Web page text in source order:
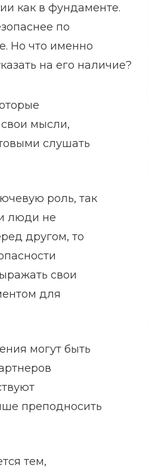
как в фундаменте.
по
Но что именно
на его наличие?
мысли,
слушать
роль, так
люди не
другом, то
свои
для
могут быть
преподносить
тем,